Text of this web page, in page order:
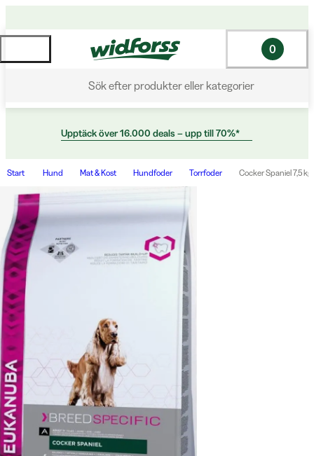
Sök efter produkter eller kategorier
0
Upptäck över 16.000 deals – upp till 70%*
Start Hund Mat & Kost Hundfoder Torrfoder Cocker Spaniel 7,5 kg